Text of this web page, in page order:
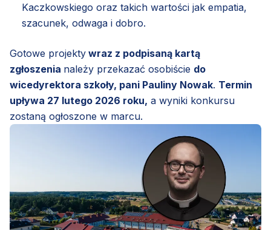
Kaczkowskiego oraz takich wartości jak empatia,
szacunek, odwaga i dobro.
Gotowe projekty wraz z podpisaną kartą
zgłoszenia należy przekazać osobiście do
wicedyrektora szkoły, pani Pauliny Nowak. Termin
upływa 27 lutego 2026 roku, a wyniki konkursu
zostaną ogłoszone w marcu.